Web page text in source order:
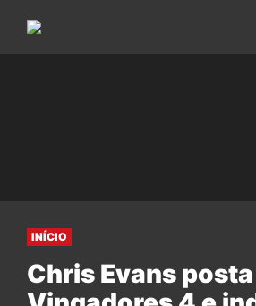
INÍCIO
Chris Evans